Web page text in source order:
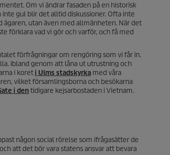
Om vi ändrar fasaden på en historisk
gul blir det alltid diskussioner. Ofta inte
utan även med allmänheten. När det
förklara vad vi gör och varför, och få med
förfrågningar om rengöring som vi får in.
Ibland genom att låna ut utrustning och
i koret i Ulms stadskyrka med våra
vilket församlingsborna och besökarna
i dentidigare kejsarbostaden i Vietnam.
någon social rörelse som ifrågasätter de
att det bör vara statens ansvar att bevara